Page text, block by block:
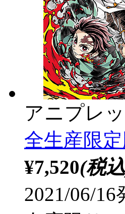
アニプレ
全生産限
¥7,520(税
2021/06/16